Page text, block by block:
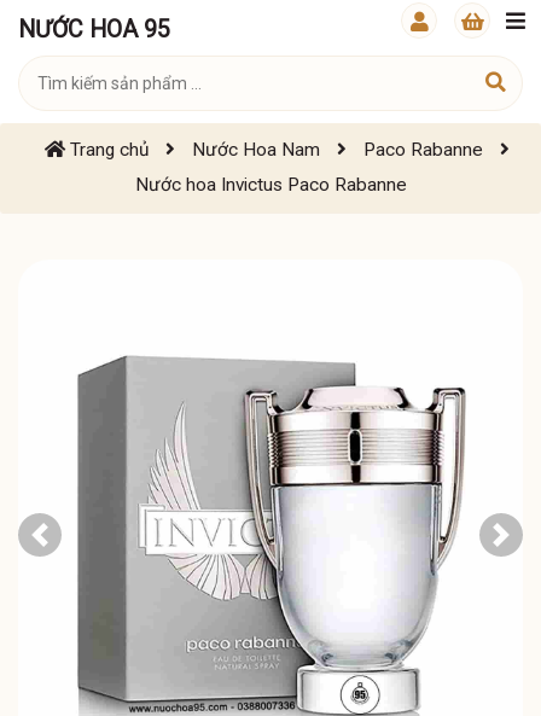
NƯỚC HOA 95
Trang chủ Nước Hoa Nam
Paco Rabanne
Nước hoa Invictus Paco Rabanne
Previous Next